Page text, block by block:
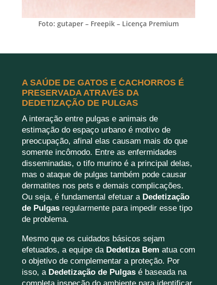
Foto: gutaper – Freepik – Licença Premium
A SAÚDE DE GATOS E CACHORROS É
PRESERVADA ATRAVÉS DA
DEDETIZAÇÃO DE PULGAS
A interação entre pulgas e animais de
estimação do espaço urbano é motivo de
preocupação, afinal elas causam mais do que
somente incômodo. Entre as enfermidades
disseminadas, o tifo murino é a principal delas,
mas o ataque de pulgas também pode causar
dermatites nos pets e demais complicações.
Ou seja, é fundamental efetuar a Dedetização
de Pulgas regularmente para impedir esse tipo
de problema.
Mesmo que os cuidados básicos sejam
efetuados, a equipe da Dedetiza Bem atua com
o objetivo de complementar a proteção. Por
isso, a Dedetização de Pulgas é baseada na